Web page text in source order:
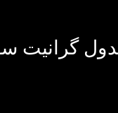
گرانیت